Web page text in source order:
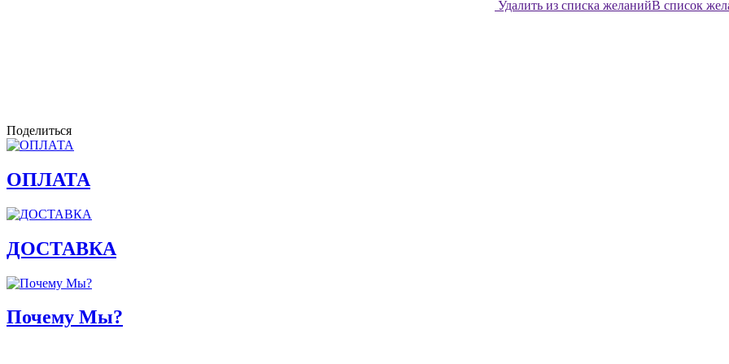
Удалить из списка желанийВ список
Поделиться
ОПЛАТА
ДОСТАВКА
Почему Мы?